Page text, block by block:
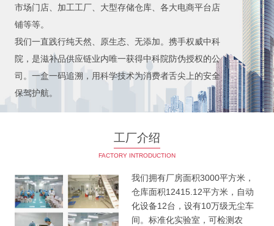
市场门店、加工工厂、大型存储仓库、各大电商平台店
铺等等。
我们一直践行纯天然、原生态、无添加。携手权威中科
院，是滋补品供应链业内唯一获得中科院防伪授权的公
司。一盒一码追溯，用科学技术为消费者舌尖上的安全
保驾护航。
工厂介绍
FACTORY INTRODUCTION
我们拥有厂房面积3000平方米，
仓库面积12415.12平方米，自动
化设备12台，设有10万级无尘车
间。标准化实验室，可检测农